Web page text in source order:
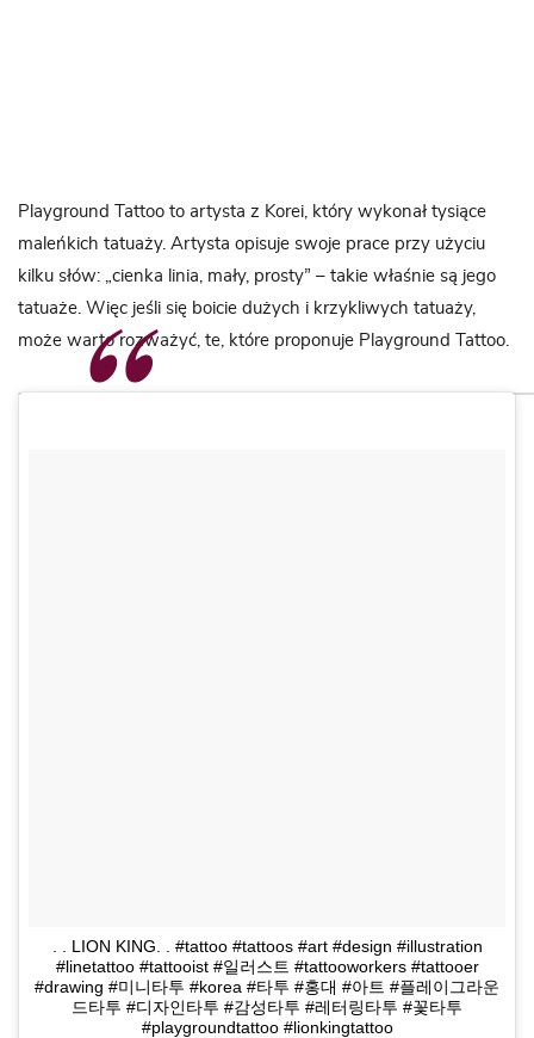
Playground Tattoo to artysta z Korei, który wykonał tysiące
maleńkich tatuaży. Artysta opisuje swoje prace przy użyciu
kilku słów: „cienka linia, mały, prosty” – takie właśnie są jego
tatuaże. Więc jeśli się boicie dużych i krzykliwych tatuaży,
może warto rozważyć, te, które proponuje Playground Tattoo.
. . LION KING. . #tattoo #tattoos #art #design #illustration
#linetattoo #tattooist #일러스트 #tattooworkers #tattooer
#drawing #미니타투 #korea #타투 #홍대 #아트 #플레이그라운
드타투 #디자인타투 #감성타투 #레터링타투 #꽃타투
#playgroundtattoo #lionkingtattoo